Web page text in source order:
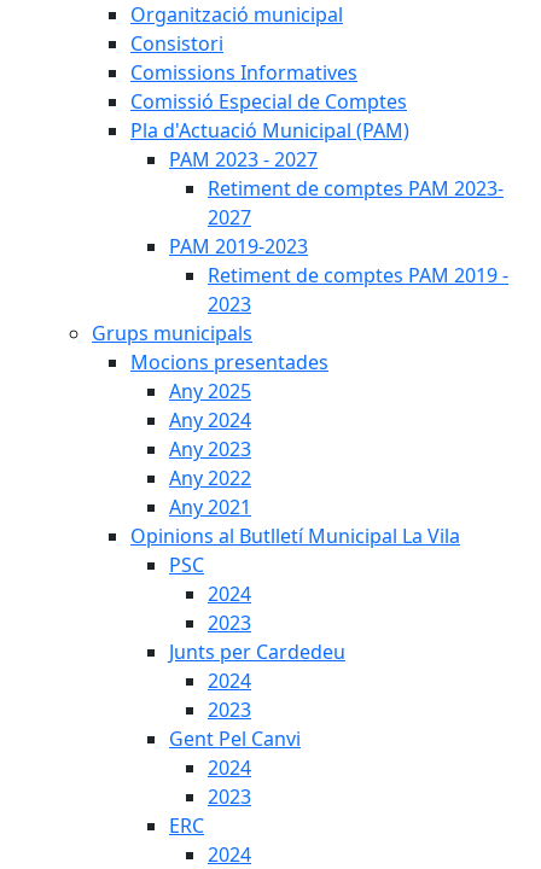
Organització municipal
Consistori
Comissions Informatives
Comissió Especial de Comptes
Pla d'Actuació Municipal (PAM)
PAM 2023 - 2027
Retiment de comptes PAM 2023-
2027
PAM 2019-2023
Retiment de comptes PAM 2019 -
2023
Grups municipals
Mocions presentades
Any 2025
Any 2024
Any 2023
Any 2022
Any 2021
Opinions al Butlletí Municipal La Vila
PSC
2024
2023
Junts per Cardedeu
2024
2023
Gent Pel Canvi
2024
2023
ERC
2024